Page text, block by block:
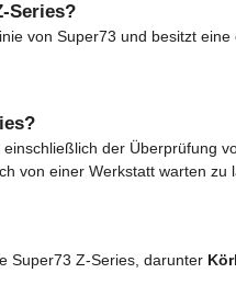
Series?
von Super73 und besitzt eine
, einschließlich der Überprüfung
von einer Werkstatt warten
Super73 Z-Series, darunter